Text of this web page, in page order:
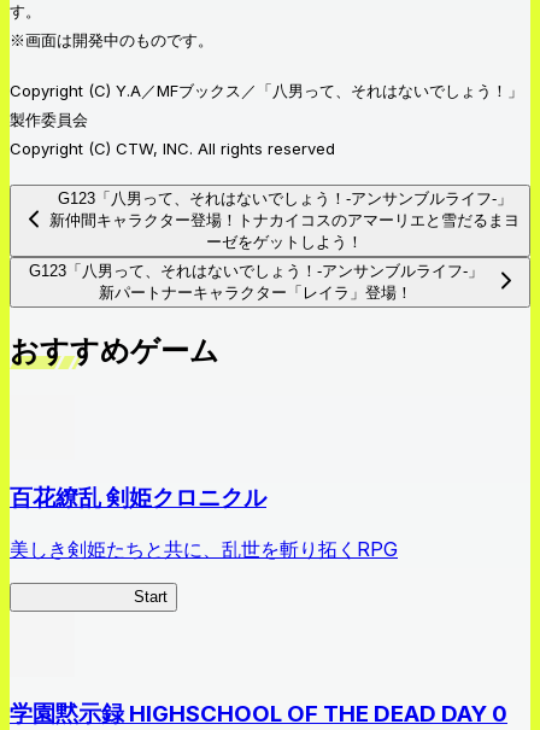
す。
※画面は開発中のものです。
Copyright (C) Y.A／MFブックス／「八男って、それはないでしょう！」
製作委員会
Copyright (C) CTW, INC. All rights reserved
G123「八男って、それはないでしょう！-アンサンブルライフ-」
新仲間キャラクター登場！トナカイコスのアマーリエと雪だるまヨ
ーゼをゲットしよう！
G123「八男って、それはないでしょう！-アンサンブルライフ-」
新パートナーキャラクター「レイラ」登場！
おすすめゲーム
百花繚乱 剣姫クロニクル
美しき剣姫たちと共に、乱世を斬り拓くRPG
Start
学園黙示録 HIGHSCHOOL OF THE DEAD DAY 0